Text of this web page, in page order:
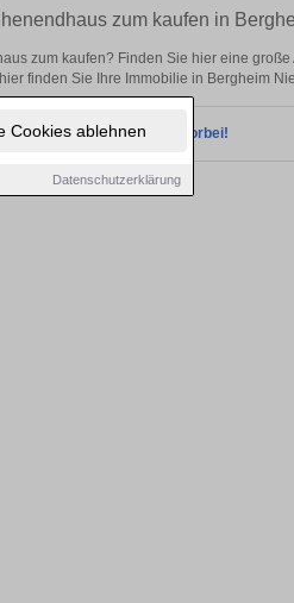
Cookies ablehnen
Datenschutzerklärung
zum kaufen in
zum kaufen? Finden Sie hier eine
finden Sie Ihre Immobilie in Bergheim
Schauen Sie bald wieder vorbei!